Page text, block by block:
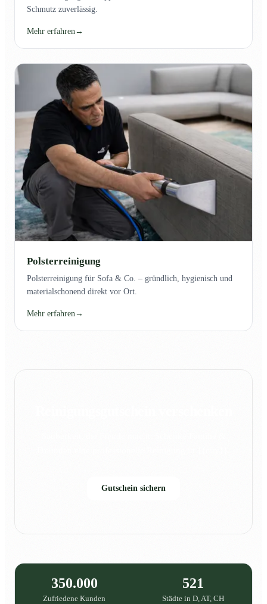
Schmutz zuverlässig.
Mehr erfahren →
Polsterreinigung
Polsterreinigung für Sofa & Co. – gründlich, hygienisch und
materialschonend direkt vor Ort.
Mehr erfahren→
Gutschein sichern
350.000
Zufriedene Kunden
521
Städte in D, AT, CH